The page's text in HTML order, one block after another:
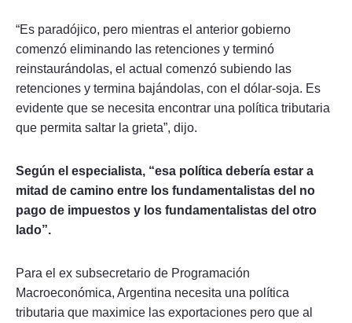
“Es paradójico, pero mientras el anterior gobierno
comenzó eliminando las retenciones y terminó
reinstaurándolas, el actual comenzó subiendo las
retenciones y termina bajándolas, con el dólar-soja. Es
evidente que se necesita encontrar una política tributaria
que permita saltar la grieta”, dijo.
Según el especialista, “esa política debería estar a
mitad de camino entre los fundamentalistas del no
pago de impuestos y los fundamentalistas del otro
lado”.
Para el ex subsecretario de Programación
Macroeconómica, Argentina necesita una política
tributaria que maximice las exportaciones pero que al